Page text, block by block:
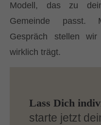
Modell, das zu
Gemeinde passt.
Gespräch stellen
wirklich trägt.
Lass Dich
starte jetzt